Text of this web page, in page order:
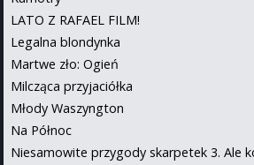
LATO Z RAFAEL FILM!
Legalna blondynka
Martwe zło: Ogień
Milcząca przyjaciółka
Młody Waszyngton
Na Północ
Niesamowite przygody skarpetek 3. Ale